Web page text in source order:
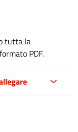
tutta la
PDF.